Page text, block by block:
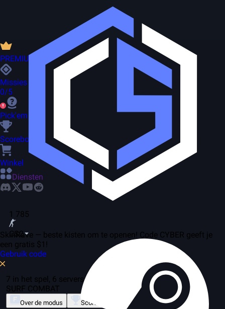
1 785
CS2
PREMIUM
Missies
0/5
Pick'em
Scorebord
Winkel
Diensten
SkinRave — beste kisten om te openen! Code CYBER geeft je
een gratis $1!
Gebruik code
7 in het spel, 6 servers
SURF COMBAT
Over de modus Scorebord